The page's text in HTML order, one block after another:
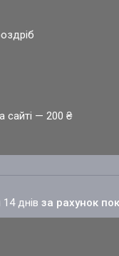
сайті — 200 ₴
14 днівза рахунок